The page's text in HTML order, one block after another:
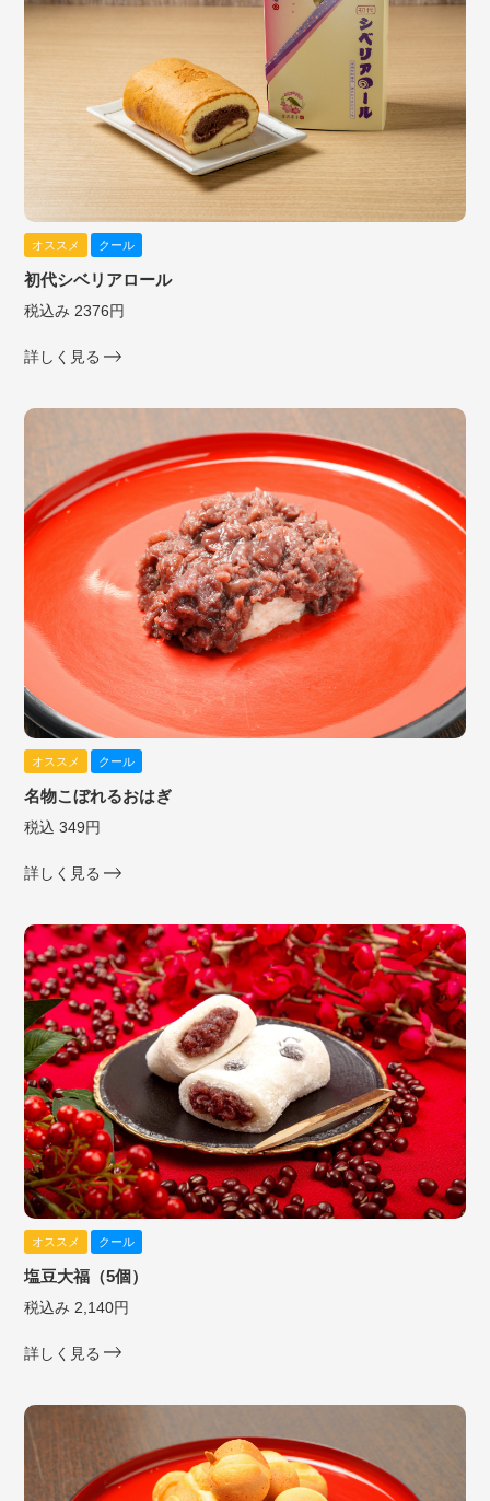
オススメ クール
初代シベリアロール
税込み 2376円
詳しく見る
オススメ クール
名物こぼれるおはぎ
税込 349円
詳しく見る
オススメ クール
塩豆大福（5個）
税込み 2,140円
詳しく見る